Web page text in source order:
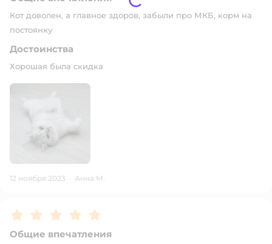
Кот доволен, а главное здоров, забыли про МКБ, корм на
постоянку
Достоинства
Хорошая была скидка
12 ноября 2023 · Анна М.
Рейтинг:5
Общие впечатления